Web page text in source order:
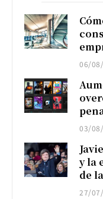
06/
03/
y la
de
27/